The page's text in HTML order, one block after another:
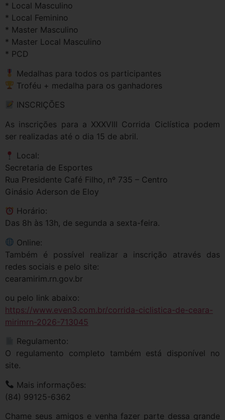
* Local Masculino
* Local Feminino
* Master Masculino
* Master Local Masculino
* PCD
Medalhas para todos os participantes
Troféu + medalha para os ganhadores
INSCRIÇÕES
As inscrições para a XXXVIII Corrida Ciclística podem
ser realizadas até o dia 15 de abril.
Local:
Secretaria de Esportes
Rua Presidente Café Filho, nº 735 – Centro
Ginásio Aderson de Eloy
Horário:
Das 8h às 13h, de segunda a sexta-feira.
Online:
Também é possível realizar a inscrição através das
redes sociais e pelo site:
cearamirim.rn.gov.br
ou pelo link abaixo:
https://www.even3.com.br/corrida-ciclistica-de-ceara-
mirimrn-2026-713045
Regulamento:
O regulamento completo também está disponível no
site.
Mais informações:
(84) 99125-6362
Chame seus amigos e venha fazer parte dessa grande